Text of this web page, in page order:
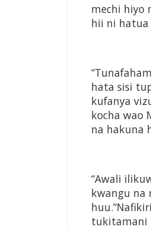
mechi hiyo
hii ni hatua
hata sisi
kufanya
kocha wao
na hakuna
“Awali
kwangu na
huu.
tukitamani